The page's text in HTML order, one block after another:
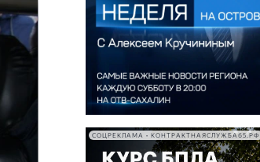
СОЦРЕКЛАМА • КОНТРАКТНАЯСЛУЖБА65.РФ